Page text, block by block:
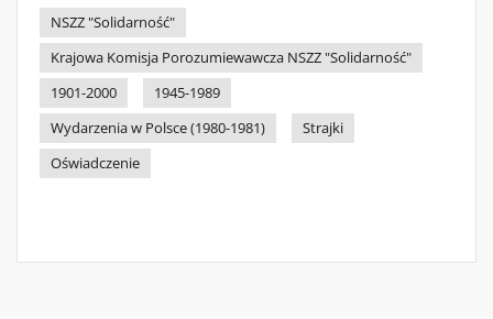
NSZZ "Solidarność"
Krajowa Komisja Porozumiewawcza NSZZ "Solidarność"
1901-2000
1945-1989
Wydarzenia w Polsce (1980-1981)
Strajki
Oświadczenie